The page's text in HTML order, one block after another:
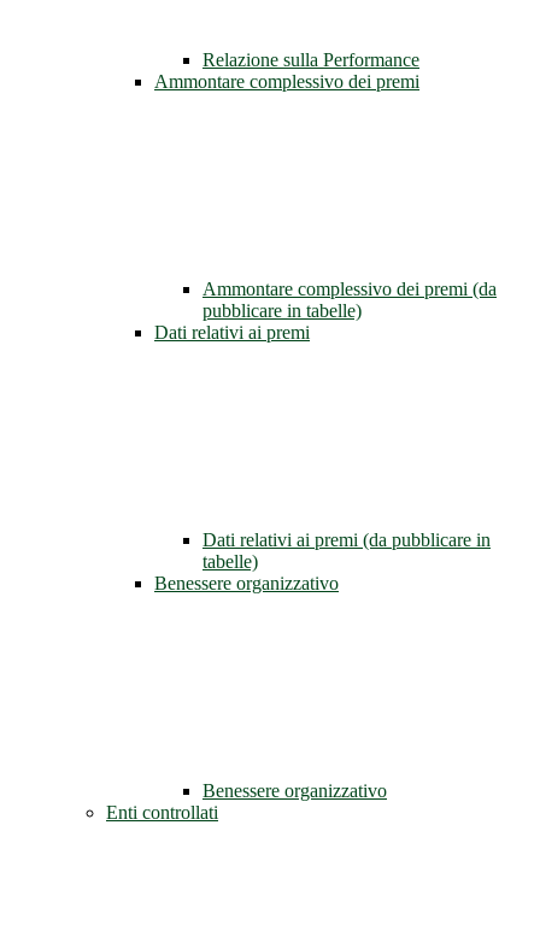
Relazione sulla Performance
Ammontare complessivo dei premi
Ammontare complessivo dei premi (da
pubblicare in tabelle)
Dati relativi ai premi
Dati relativi ai premi (da pubblicare in
tabelle)
Benessere organizzativo
Benessere organizzativo
Enti controllati